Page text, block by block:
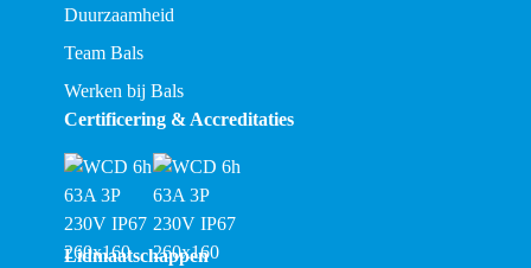
Duurzaamheid
Team Bals
Werken bij Bals
Certificering & Accreditaties
Lidmaatschappen